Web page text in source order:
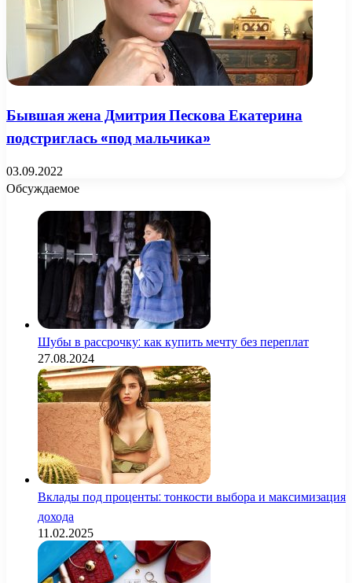
Бывшая жена Дмитрия Пескова Екатерина
подстриглась «под мальчика»
03.09.2022
Обсуждаемое
Шубы в рассрочку: как купить мечту без переплат
27.08.2024
Вклады под проценты: тонкости выбора и максимизация
дохода
11.02.2025